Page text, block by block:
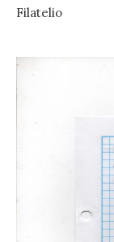
Filatelio